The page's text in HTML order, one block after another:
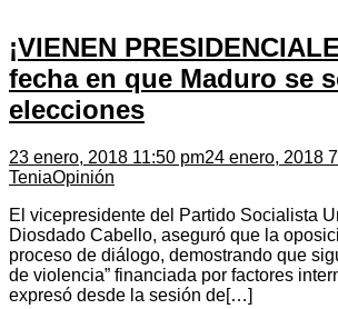
¡VIENEN
fecha en que Maduro se
elecciones
23 enero, 2018 11:50 pm24 enero, 2018
TeniaOpinión
El vicepresidente del Partido Socialista
Diosdado Cabello, aseguró que la
proceso de diálogo, demostrando que
de violencia” financiada por factores
expresó desde la sesión de[…]